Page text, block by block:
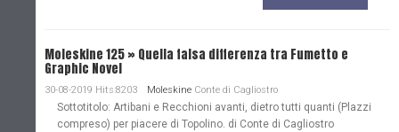
Moleskine 125 » Quella falsa differenza tra Fumetto e
Graphic Novel
30-08-2019 Hits:8203 Moleskine Conte di Cagliostro
Sottotitolo: Artibani e Recchioni avanti, dietro tutti quanti (Plazzi
compreso) per piacere di Topolino. di Conte di Cagliostro